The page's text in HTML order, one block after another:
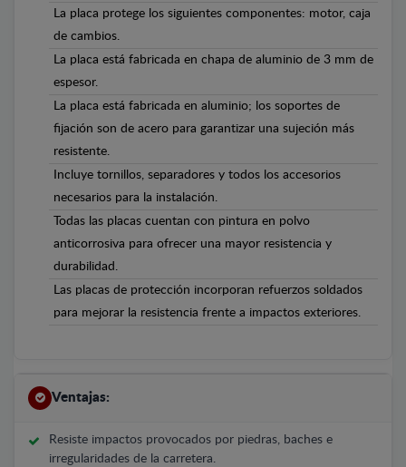
La placa protege los siguientes componentes: motor, caja
de cambios.
La placa está fabricada en chapa de aluminio de 3 mm de
espesor.
La placa está fabricada en aluminio; los soportes de
fijación son de acero para garantizar una sujeción más
resistente.
Incluye tornillos, separadores y todos los accesorios
necesarios para la instalación.
Todas las placas cuentan con pintura en polvo
anticorrosiva para ofrecer una mayor resistencia y
durabilidad.
Las placas de protección incorporan refuerzos soldados
para mejorar la resistencia frente a impactos exteriores.
Ventajas:
Resiste impactos provocados por piedras, baches e
irregularidades de la carretera.